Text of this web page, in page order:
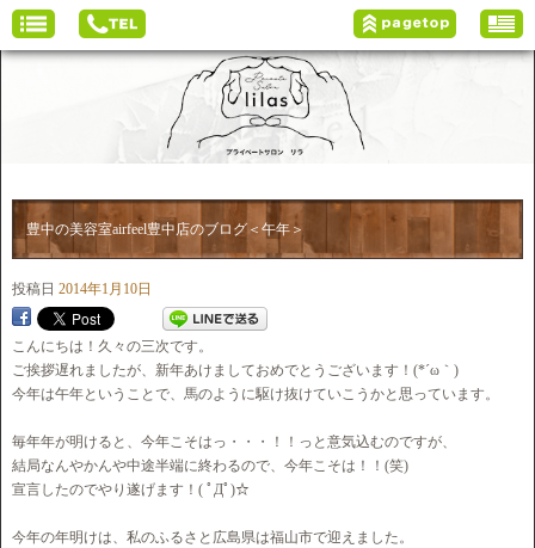
豊中の美容室airfeel豊中店のブログ＜午年＞
投稿日 2014年1月10日
こんにちは！久々の三次です。
ご挨拶遅れましたが、新年あけましておめでとうございます！(*´ω｀)
今年は午年ということで、馬のように駆け抜けていこうかと思っています。
毎年年が明けると、今年こそはっ・・・！！っと意気込むのですが、
結局なんやかんや中途半端に終わるので、今年こそは！！(笑)
宣言したのでやり遂げます！( ﾟДﾟ)☆
今年の年明けは、私のふるさと広島県は福山市で迎えました。